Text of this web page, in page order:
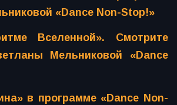
«Dance Non-Stop!»
Вселенной». Смотрите
Мельниковой «Dance
в программе «Dance Non-